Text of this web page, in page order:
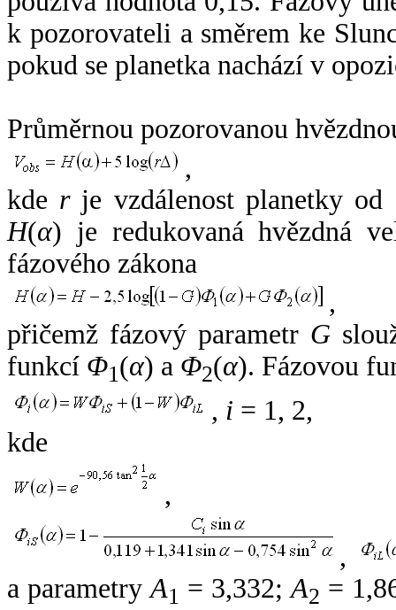
k pozorovateli a směrem ke
pokud se planetka nachází v
Průměrnou pozorovanou
,
kde rje vzdálenost planetky od
H(α) je redukovaná hvězdná
fázového zákona
,
přičemž fázový parametr G
funkcí Φ1(α) a Φ2(α). Fázovou
, i = 1, 2,
kde
,
,
a parametryA1 = 3,332;A2 =